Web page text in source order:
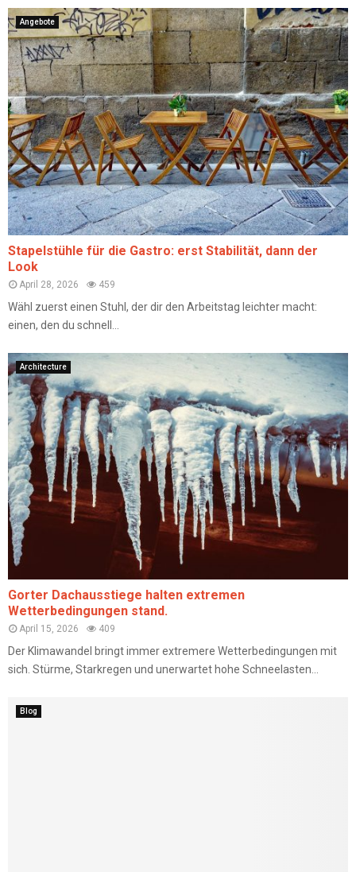
Angebote
Stapelstühle für die Gastro: erst Stabilität, dann der
Look
April 28, 2026 459
Wähl zuerst einen Stuhl, der dir den Arbeitstag leichter macht:
einen, den du schnell...
Architecture
Gorter Dachausstiege halten extremen
Wetterbedingungen stand.
April 15, 2026 409
Der Klimawandel bringt immer extremere Wetterbedingungen mit
sich. Stürme, Starkregen und unerwartet hohe Schneelasten...
Blog